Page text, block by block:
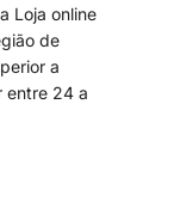
Loja online
de
a
entre 24 a